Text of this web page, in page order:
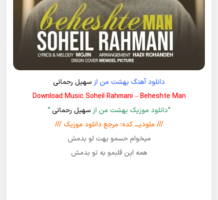
دانلود آهنگ بهشت من از سهیل رحمانی
Download Music Soheil Rahmani – Beheshte Man
“دانلود موزیک بهشت من از سهیل رحمانی“
/// ملودیـــ کده؛ مرجع دانلود موزیک ///
میخوام حسمو بهت لو بدمش
همه این قلبمو به تو بدمش